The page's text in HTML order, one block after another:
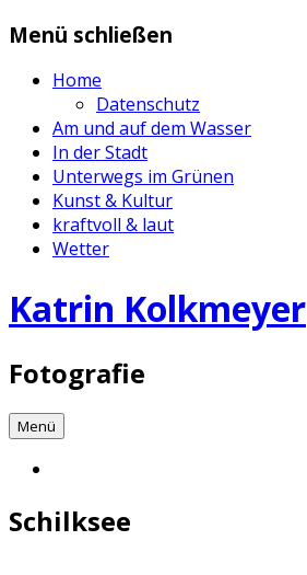
Zum
springen
Menü schließen
Home
Datenschutz
Am und auf dem Wasser
In der Stadt
Unterwegs im Grünen
Kunst & Kultur
kraftvoll & laut
Wetter
Katrin Kolkmeyer
Fotografie
Menü
Schilksee